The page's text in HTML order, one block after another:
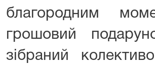
благородним
грошовий
зібраний